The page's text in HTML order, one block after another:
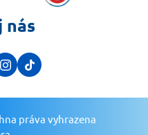
nás
práva vyhrazena